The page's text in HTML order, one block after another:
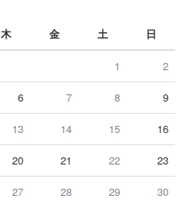
木 金 土 日
1 2
6 7 8 9
13 14 15 16
20 21 22 23
27 28 29 30